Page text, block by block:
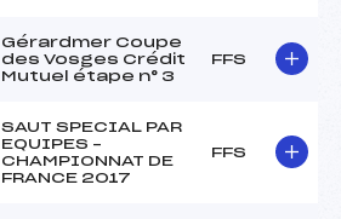
Gérardmer Coupe
des Vosges Crédit
Mutuel étape n° 3
FFS
SAUT SPECIAL PAR
EQUIPES –
CHAMPIONNAT DE
FRANCE 2017
FFS